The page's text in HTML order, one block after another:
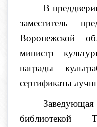
В
заместитель
Воронежской
министр
награды
сертификаты